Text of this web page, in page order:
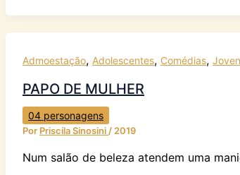
Admoestação, Adolescentes, Comédias,
PAPO DE MULHER
04 personagens
Por Priscila Sinosini / 2019
Num salão de beleza atendem uma